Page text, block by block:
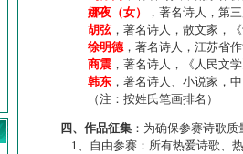
娜夜（女）
，著名诗人，第
胡弦，著名诗人，散文家，
徐明德，著名诗人，江苏省
商震 ，著名诗人，《人民文
韩东 ，著名诗人、小说家，
（注：按姓氏笔画排名）
四、作品征集 ：为确保参赛诗歌
1、自由参赛：所有热爱诗歌、